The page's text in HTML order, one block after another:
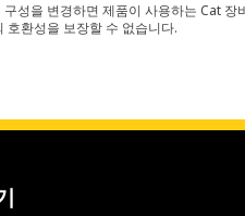
구성을 변경하면 제품이 사용하는 Cat
호환성을 보장할 수 없습니다.